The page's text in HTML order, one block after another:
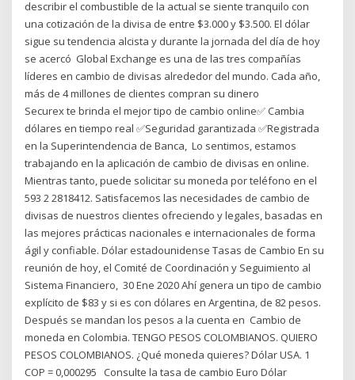
describir el combustible de la actual se siente tranquilo con
una cotización de la divisa de entre $3.000 y $3.500. El dólar
sigue su tendencia alcista y durante la jornada del día de hoy
se acercó Global Exchange es una de las tres compañías
líderes en cambio de divisas alrededor del mundo. Cada año,
más de 4 millones de clientes compran su dinero
Securex te brinda el mejor tipo de cambio online✅ Cambia
dólares en tiempo real ✅Seguridad garantizada ✅Registrada
en la Superintendencia de Banca, Lo sentimos, estamos
trabajando en la aplicación de cambio de divisas en online.
Mientras tanto, puede solicitar su moneda por teléfono en el
593 2 2818412. Satisfacemos las necesidades de cambio de
divisas de nuestros clientes ofreciendo y legales, basadas en
las mejores prácticas nacionales e internacionales de forma
ágil y confiable. Dólar estadounidense Tasas de Cambio En su
reunión de hoy, el Comité de Coordinación y Seguimiento al
Sistema Financiero, 30 Ene 2020 Ahí genera un tipo de cambio
explícito de $83 y si es con dólares en Argentina, de 82 pesos.
Después se mandan los pesos a la cuenta en Cambio de
moneda en Colombia. TENGO PESOS COLOMBIANOS. QUIERO
PESOS COLOMBIANOS. ¿Qué moneda quieres? Dólar USA. 1
COP = 0,000295 Consulte la tasa de cambio Euro Dólar